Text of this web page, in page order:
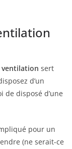
ventilation sert
d’un
de disposé d’une
pour un
(ne serait-ce